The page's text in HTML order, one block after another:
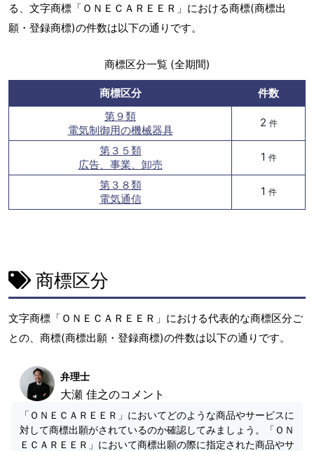
る、文字商標「ＯＮＥＣＡＲＥＥＲ」における商標(商標出
願・登録商標)の件数は以下の通りです。
商標区分一覧 (全期間)
商標区分
件数
第９類
電気制御用の機械器具
2 件
第３５類
広告、事業、卸売
1 件
第３８類
電気通信
1 件
商標区分
文字商標「ＯＮＥＣＡＲＥＥＲ」における代表的な商標区分ご
との、商標(商標出願・登録商標)の件数は以下の通りです。
弁理士
大瀬 佳之のコメント
「ＯＮＥＣＡＲＥＥＲ」においてどのような商品やサービスに
対して商標出願がされているのか確認してみましょう。「ＯＮ
ＥＣＡＲＥＥＲ」において商標出願の際に指定された商品やサ